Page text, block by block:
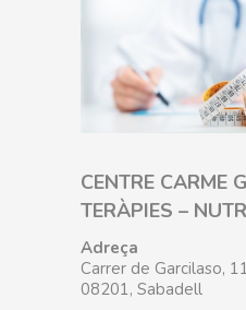
CENTRE CARME
TERÀPIES –
Adreça
Carrer de Garcilaso,
08201, Sabadell